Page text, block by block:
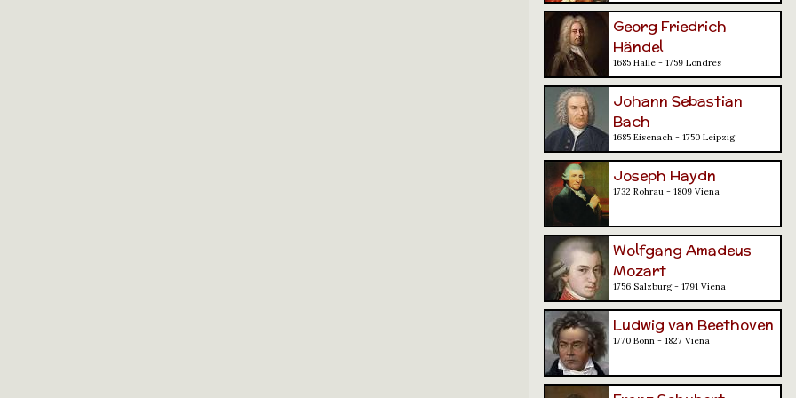
Georg Friedrich
Händel
1685 Halle - 1759 Londres
Johann Sebastian
Bach
1685 Eisenach - 1750 Leipzig
Joseph Haydn
1732 Rohrau - 1809 Viena
Wolfgang Amadeus
Mozart
1756 Salzburg - 1791 Viena
Ludwig van Beethoven
1770 Bonn - 1827 Viena